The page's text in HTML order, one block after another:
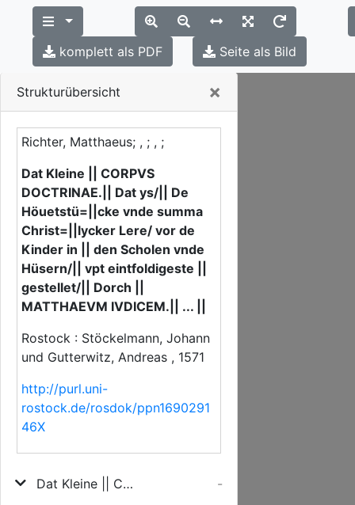
Strukturübersicht ×
Richter, Matthaeus; , ; , ;
Dat Kleine || CORPVS
DOCTRINAE.|| Dat ys/|| De
Höuetstü=||cke vnde summa
Christ=||lycker Lere/ vor de
Kinder in || den Scholen vnde
Hüsern/|| vpt eintfoldigeste ||
gestellet/|| Dorch ||
MATTHAEVM IVDICEM.|| ... ||
Rostock : Stöckelmann, Johann
und Gutterwitz, Andreas , 1571
http://purl.uni-
rostock.de/rosdok/ppn1690291
46X
Dat Kleine || CORPVS DOCTRINAE.|| Dat ys/|| De Höuetstü=||cke vnde summa Christ=||lycker Lere/ vor de Kinder in || den Scholen vnde Hüsern/|| vpt eintfoldigeste || gestellet/|| Dorch || MATTHAEVM IVDICEM.|| ... ||
-
komplett als PDF Seite als Bild